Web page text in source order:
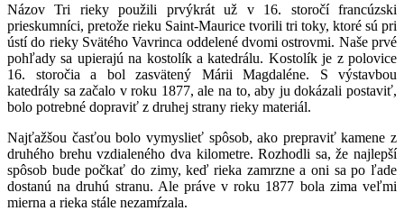
Názov Tri rieky použili prvýkrát už v 16. storočí francúzski
prieskumníci, pretože rieku Saint-Maurice tvorili tri toky, ktoré sú pri
ústí do rieky Svätého Vavrinca oddelené dvomi ostrovmi. Naše prvé
pohľady sa upierajú na kostolík a katedrálu. Kostolík je z polovice
16. storočia a bol zasvätený Márii Magdaléne. S výstavbou
katedrály sa začalo v roku 1877, ale na to, aby ju dokázali postaviť,
bolo potrebné dopraviť z druhej strany rieky materiál.
Najťažšou časťou bolo vymyslieť spôsob, ako prepraviť kamene z
druhého brehu vzdialeného dva kilometre. Rozhodli sa, že najlepší
spôsob bude počkať do zimy, keď rieka zamrzne a oni sa po ľade
dostanú na druhú stranu. Ale práve v roku 1877 bola zima veľmi
mierna a rieka stále nezamŕzala.